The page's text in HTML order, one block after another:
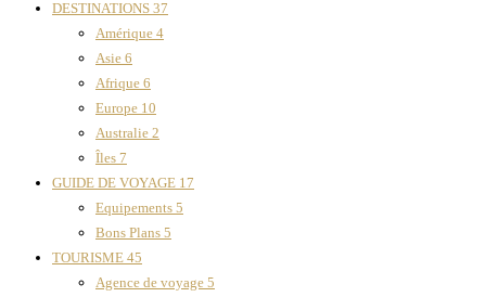
DESTINATIONS 37
Amérique 4
Asie 6
Afrique 6
Europe 10
Australie 2
Îles 7
GUIDE DE VOYAGE 17
Equipements 5
Bons Plans 5
TOURISME 45
Agence de voyage 5